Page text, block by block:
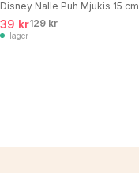
Disney Nalle Puh Mjukis 15 cm
39 kr129 kr
I lager